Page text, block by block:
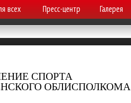
всех Пресс-центр Галерея
СПОРТА
ОБЛИСПОЛКОМА